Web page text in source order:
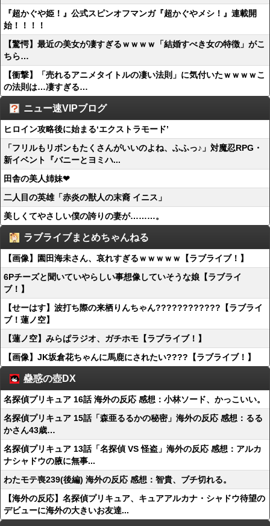
『超かぐや姫！』公式スピンオフマンガ『超かぐやメシ！』連載開
始！！！！
【驚愕】最近の美女が凄すぎるｗｗｗｗ「結婚すべき女の特徴」がこ
ちら…
【衝撃】「売れるアニメタイトルの凄い法則」に気付いたｗｗｗｗこ
の法則は…凄すぎる…
ニュー速VIPブログ
ヒロイン攻略後に始まる‘エクストラモード’
「フリルもリボンもたくさんがいいのよね、ふふっ♪」対魔忍RPG・
新イベント『バニーとヨミハ...
田舎の美人姉妹❤
二人目の英雄「赤炎の獣人の末裔 イニス」
美しくてやさしい僕の誇りの妻が………。
ラブライブまとめちゃんねる
【画像】園田海未さん、哀れすぎるｗｗｗｗｗ【ラブライブ！】
6Pチーズと聞いていやらしい事想像していそうな娘【ラブライ
ブ！】
【せーはす】波打ち際の来栖りんちゃん????????????【ラブライ
ブ！蓮ノ空】
【蓮ノ空】みらぱラジオ、ガチホモ【ラブライブ！】
【画像】JK坂倉花ちゃんに馬鹿にされたい????【ラブライブ！】
蠱惑の壺DX
名探偵プリキュア 16話 海外の反応 感想：小林ソード、かっこいい。
名探偵プリキュア 15話「森亜るるかの秘密」海外の反応 感想：るる
かさん43歳…
名探偵プリキュア 13話「名探偵 VS 怪盗」海外の反応 感想：アルカ
ナシャドウの腋に無事...
わたモテ喪239(後編) 海外の反応 感想：智貴、ブチ切れる。
【海外の反応】名探偵プリキュア、キュアアルカナ・シャドウ待望の
デビューに海外の大きいお友達...